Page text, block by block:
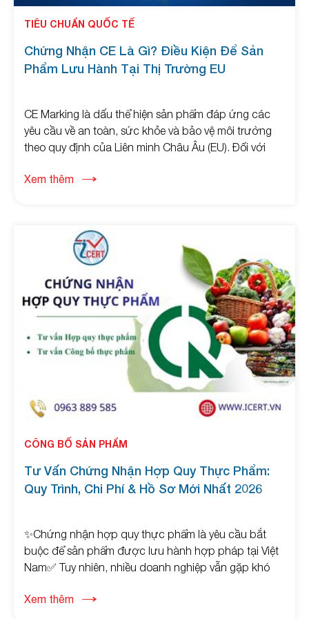
TIÊU CHUẨN QUỐC TẾ
Chứng Nhận CE Là Gì? Điều Kiện Để Sản
Phẩm Lưu Hành Tại Thị Trường EU
CE Marking là dấu thể hiện sản phẩm đáp ứng các
yêu cầu về an toàn, sức khỏe và bảo vệ môi trường
theo quy định của Liên minh Châu Âu (EU). Đối với
thiết bị y tế, đồ chơi và vật liệu xây dựng, việc đáp
Việc hiểu đúng về CE Marking giúp doanh nghiệp chủ
động chuẩn bị hồ sơ kỹ thuật, đánh giá sự phù hợp
và xây dựng chiến lược xuất khẩu hiệu quả.
Xem thêm
CÔNG BỐ SẢN PHẨM
Tư Vấn Chứng Nhận Hợp Quy Thực Phẩm:
Quy Trình, Chi Phí & Hồ Sơ Mới Nhất 2026
✨Chứng nhận hợp quy thực phẩm là yêu cầu bắt
buộc để sản phẩm được lưu hành hợp pháp tại Việt
Nam✅ Tuy nhiên, nhiều doanh nghiệp vẫn gặp khó
và tối ưu chi phí thực hiện✅ Bài viết này sẽ giúp bạn
Xem thêm